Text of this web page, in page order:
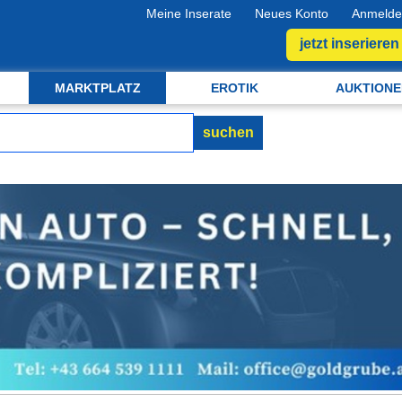
Meine Inserate Neues Konto
jetzt inserieren
MARKTPLATZ EROTIK
suchen